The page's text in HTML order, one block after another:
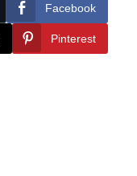
X
Threads